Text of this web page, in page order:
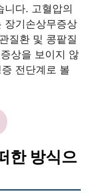
니다. 고혈압의
장기손상무증상
질환 및 콩팥질
상을 보이지 않
전단계로 볼
한 방식으